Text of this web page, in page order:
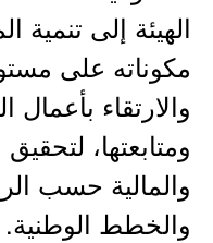
الهيئة إلى
مكوناته على
والارتقاء
ومتابعتها،
والمالية حسب
والخطط الوطنية.